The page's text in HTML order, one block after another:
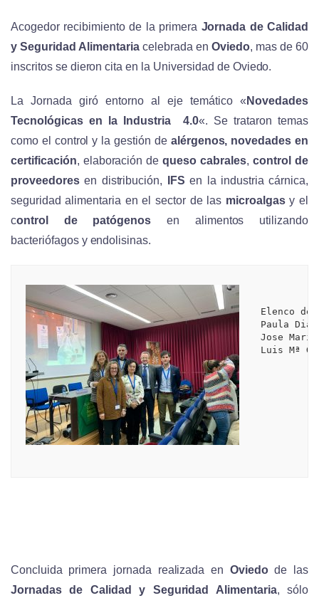
Acogedor recibimiento de la primera Jornada de Calidad
y Seguridad Alimentariacelebrada en Oviedo, mas de 60
inscritos se dieron cita en la Universidad de Oviedo.
La Jornada giró entorno al eje temático « Novedades
Tecnológicas en la Industria 4.0«. Se trataron temas
como el control y la gestión de alérgenos, novedades en
certificación, elaboración dequeso cabrales, control de
proveedoresen distribución, IFS en la industria cárnica,
seguridad alimentaria en el sector de las microalgasy el
control de patógenos en alimentos utilizando
bacteriófagos y endolisinas.
Elenco de
Paula
Jose
Luis Mª
Concluida primera jornada realizada en Oviedode las
Jornadasde Calidad y Seguridad Alimentaria, sólo